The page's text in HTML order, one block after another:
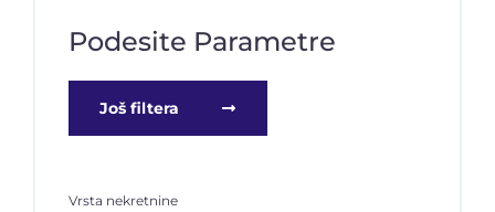
Podesite Parametre
Još filtera
Vrsta nekretnine